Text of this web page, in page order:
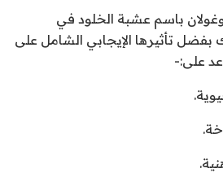
باسم عشبة الخلود في
بفضل تأثيرها الإيجابي الشامل على
على:-